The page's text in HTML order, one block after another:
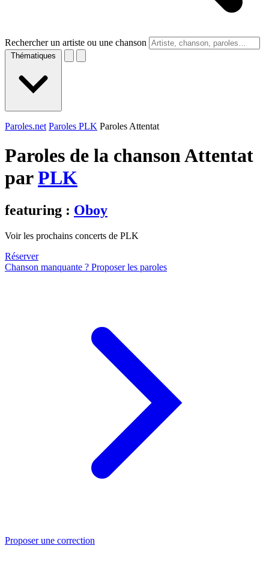
Rechercher un artiste ou une chanson
Thématiques
Paroles.net Paroles PLK Paroles Attentat
Paroles de la chanson Attentat
parPLK
featuring : Oboy
Voir les prochains concerts de PLK
Réserver
Chanson manquante ? Proposer les paroles
Proposer une correction